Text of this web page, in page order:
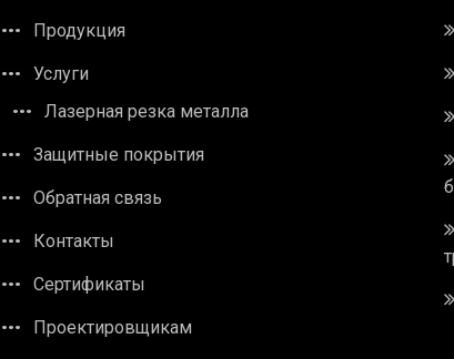
Продукция
Услуги
Лазерная резка металла
Защитные покрытия
Обратная связь
Контакты
Сертификаты
Проектировщикам